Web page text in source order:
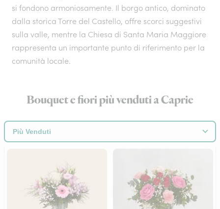
si fondono armoniosamente. Il borgo antico, dominato
dalla storica Torre del Castello, offre scorci suggestivi
sulla valle, mentre la Chiesa di Santa Maria Maggiore
rappresenta un importante punto di riferimento per la
comunità locale.
Bouquet e fiori più venduti a Caprie